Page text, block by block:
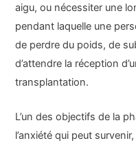
aigu, ou nécessiter une
pendant laquelle une
de perdre du poids, de
d’attendre la réception
transplantation.
L’un des objectifs de la
l’anxiété qui peut